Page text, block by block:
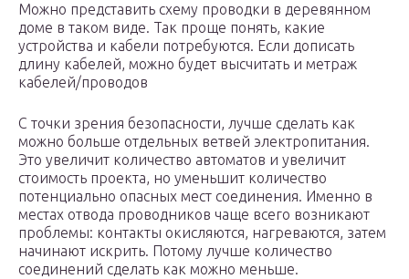
Можно представить схему проводки в деревянном
доме в таком виде. Так проще понять, какие
устройства и кабели потребуются. Если дописать
длину кабелей, можно будет высчитать и метраж
кабелей/проводов
С точки зрения безопасности, лучше сделать как
можно больше отдельных ветвей электропитания.
Это увеличит количество автоматов и увеличит
стоимость проекта, но уменьшит количество
потенциально опасных мест соединения. Именно в
местах отвода проводников чаще всего возникают
проблемы: контакты окисляются, нагреваются, затем
начинают искрить. Потому лучше количество
соединений сделать как можно меньше.